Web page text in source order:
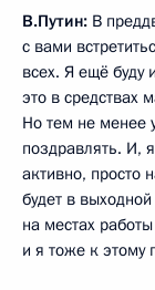
В.Путин: В
с вами
всех. Я ещё буду
это в средствах
Но тем не менее
поздравлять. И,
активно, просто
будет в
на местах
и я тоже к этому